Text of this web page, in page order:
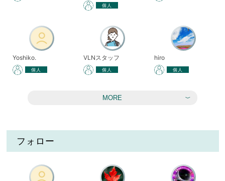
個人
Yoshiko.
個人
VLNスタッフ
個人
hiro
個人
MORE
フォロー